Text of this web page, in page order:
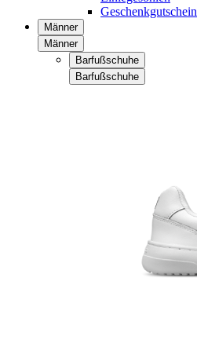
Geschenkgutschein
Männer
Männer
Barfußschuhe
Barfußschuhe